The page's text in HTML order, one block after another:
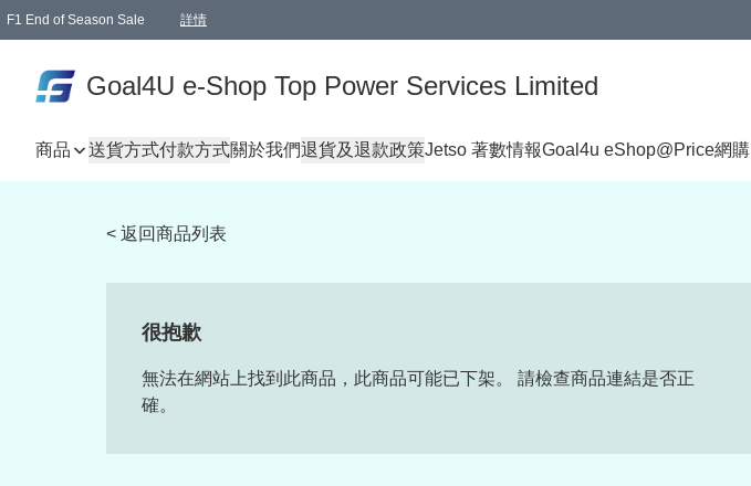
F1 End of Season Sale 詳情
Goal4U e-Shop Top Power Services Limited
商品 送貨方式付款方式關於我們退貨及退款政策Jetso 著數情報Goal4u eShop@Price網購
< 返回商品列表
很抱歉
無法在網站上找到此商品，此商品可能已下架。 請檢查商品連結是否正
確。